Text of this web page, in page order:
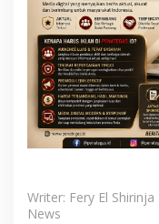
Writer: Fery El Shirinja
News